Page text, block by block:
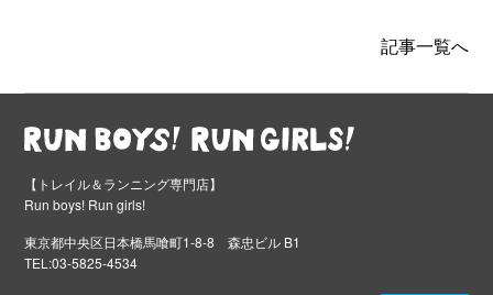
記事一覧へ
【トレイル＆ランニング専門店】
Run boys! Run girls!
東京都中央区日本橋馬喰町1-8-8 森忠ビル B1
TEL:03-5825-4534